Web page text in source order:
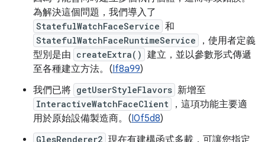
為解決這個問題，我們導入了
StatefulWatchFaceService 和
StatefulWatchFaceRuntimeService
，使用者定義
型別是由 createExtra() 建立，並以參數形式傳遞
至各種建立方法。(If8a99)
我們已將 getUserStyleFlavors 新增至
InteractiveWatchFaceClient
，這項功能主要適
用於原始設備製造商。(I0f5d8)
GlesRenderer2 現在有建構函式多載，可讓您指定